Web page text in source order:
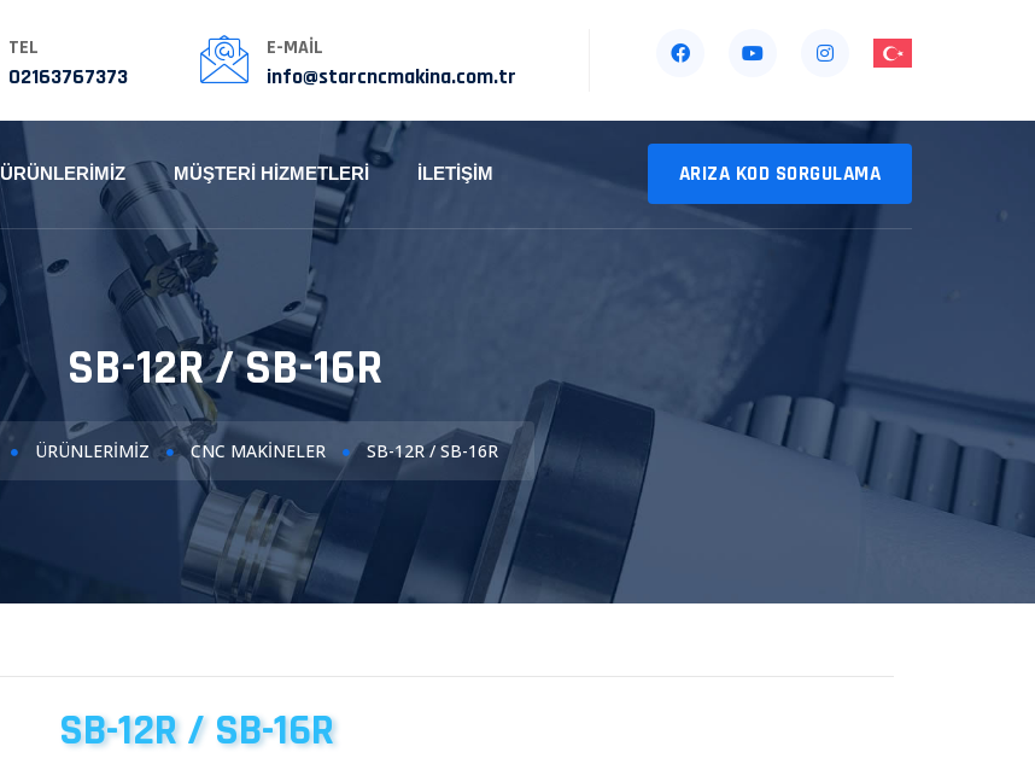
TEL
02163767373
E-MAIL
info@starcncmakina.com.tr
ÜRÜNLERIMIZ MÜŞTERI HIZMETLERI İLETIŞIM ARIZA KOD SORGULAMA
SB-12R / SB-16R
ÜRÜNLERIMIZ CNC MAKINELER SB-12R / SB-16R
SB-12R / SB-16R